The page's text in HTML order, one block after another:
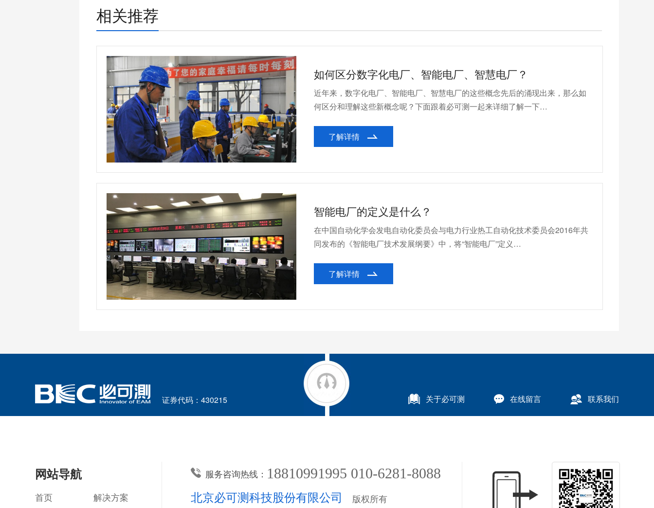
相关推荐
如何区分数字化电厂、智能电厂、智慧电厂？
近年来，数字化电厂、智能电厂、智慧电厂的这些概念先后的涌现出来，那么如
何区分和理解这些新概念呢？下面跟着必可测一起来详细了解一下…
了解详情
智能电厂的定义是什么？
在中国自动化学会发电自动化委员会与电力行业热工自动化技术委员会2016年共
同发布的《智能电厂技术发展纲要》中，将“智能电厂”定义…
了解详情
证券代码：430215 关于必可测 在线留言 联系我们
网站导航
首页 解决方案
服务咨询热线： 18810991995 010-6281-8088
北京必可测科技股份有限公司 版权所有